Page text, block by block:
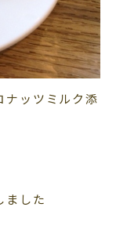
ナッツミルク添
ました